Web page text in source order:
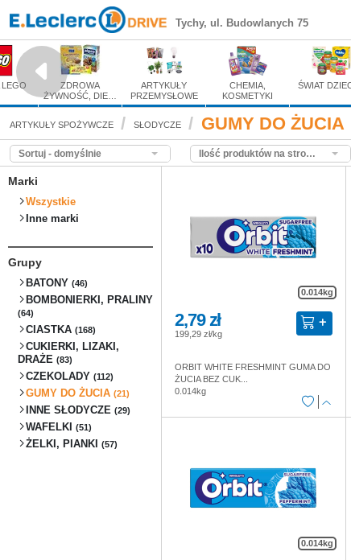
GUMY DO ŻUCIA
Zakupy spożywcze online
Tychy, ul. Budowlanych 75
LEGO
ZDROWA
ŻYWNOŚĆ, DIE…
ARTYKUŁY
PRZEMYSŁOWE
CHEMIA,
KOSMETYKI
ŚWIAT
ARTYKUŁY SPOŻYWCZE SŁODYCZE GUMY DO ŻUCIA
Sortuj - domyślnie Ilość produktów na stronie - domyślnie
Marki
Wszystkie
Inne marki
Grupy
BATONY (46)
BOMBONIERKI, PRALINY
(64)
CIASTKA (168)
CUKIERKI, LIZAKI,
DRAŻE (83)
CZEKOLADY (112)
GUMY DO ŻUCIA (21)
INNE SŁODYCZE (29)
WAFELKI (51)
ŻELKI, PIANKI (57)
0.014kg
2,79 zł
199,29 zł/kg
ORBIT WHITE FRESHMINT GUMA DO
ŻUCIA BEZ CUK...
0.014kg
0.014kg